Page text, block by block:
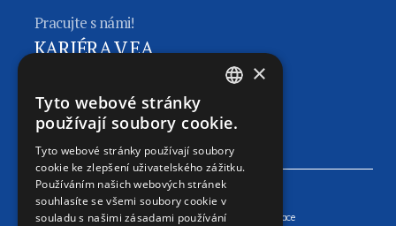
Pracujte s námi!
KARIÉRA V EA
Sledujte nás
EA FACEBOOK
Mapa stránek Kontakty Online rezervace
GERMAN
×
Tyto webové stránky
používají soubory cookie.
Tyto webové stránky používají soubory
cookie ke zlepšení uživatelského zážitku.
Používáním našich webových stránek
souhlasíte se všemi soubory cookie v
souladu s našimi zásadami používání